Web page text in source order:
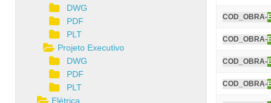
COD_OBRA-
COD_OBRA-
COD_OBRA-
COD_OBRA-
DWG
PDF
PLT
Projeto Executivo
DWG
PDF
PLT
Elétrica